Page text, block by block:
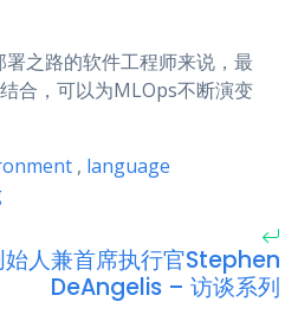
之路的软件工程师来说，最
合，可以为MLOps不断演变
, language
人兼首席执行官Stephen
DeAngelis – 访谈系列